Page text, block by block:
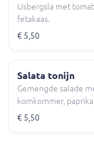
IJsbergsla met
fetakaas.
€ 5,50
Salata tonijn
Gemengde salade
komkommer,
€ 5,50